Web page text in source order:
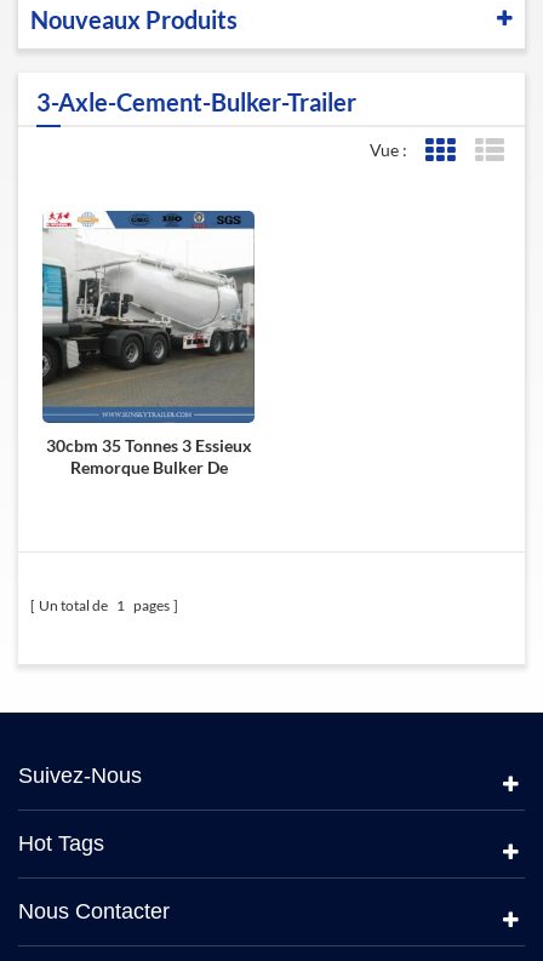
Nouveaux Produits
3-Axle-Cement-Bulker-Trailer
Vue : Affichage
30cbm 35 Tonnes 3 Essieux
Remorque Bulker De
Un total de 1 pages
Suivez-Nous
Hot Tags
Nous Contacter